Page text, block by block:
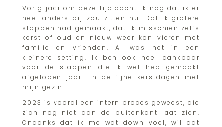
Vorig jaar om deze tijd dacht ik nog dat ik er
heel anders bij zou zitten nu. Dat ik grotere
stappen had gemaakt, dat ik misschien zelfs
kerst of oud en nieuw weer kon vieren met
familie en vrienden. Al was het in een
kleinere setting. Ik ben ook heel dankbaar
voor de stappen die ik wel heb gemaakt
afgelopen jaar. En de fijne kerstdagen met
mijn gezin.
2023 is vooral een intern proces geweest, die
zich nog niet aan de buitenkant laat zien.
Ondanks dat ik me wat down voel, wil dat